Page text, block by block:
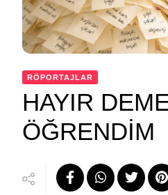
RÖPORTAJLAR
HAYIR
ÖĞRENDİM